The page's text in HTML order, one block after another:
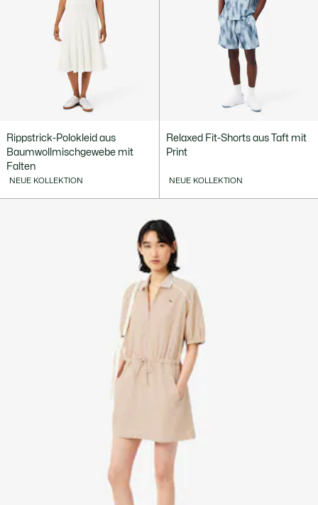
Rippstrick-Polokleid aus
Baumwollmischgewebe mit
Falten
NEUE KOLLEKTION
Relaxed Fit-Shorts aus Taft mit
Print
NEUE KOLLEKTION